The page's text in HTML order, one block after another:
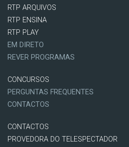
RTP ARQUIVOS
RTP ENSINA
RTP PLAY
EM DIRETO
REVER PROGRAMAS
CONCURSOS
PERGUNTAS FREQUENTES
CONTACTOS
CONTACTOS
PROVEDORA DO TELESPECTADOR